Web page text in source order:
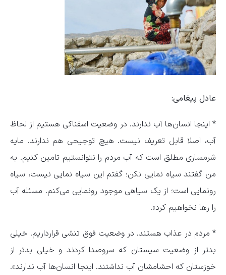
عادل پیغامی:
* اینجا انسان‌ها آب ندارند. در وضعیت اسفناکی هستیم از لحاظ
آب، اصلا قابل تعریف نیست. هیچ توجیحی هم ندارند. مایه
شرمساری مطلق است که آب مردم را نتوانستیم تامین کنیم. به
من گفتند سیاه نمایی نکن؛ گفتم این سیاه نمایی نیست، سیاه
رونمایی است؛ از یک سیاهی موجود رونمایی می‌کنم. مسئله آب
را رها نخواهیم کرد».
* مردم در عذاب هستند. در وضعیت فوق تنشی قرارداریم. خیلی
بدتر از وضعیت سیستان که سروصدا کردند و خیلی بدتر از
خوزستان که احشامشان آب نداشتند. اینجا انسان‌ها آب ندارند».